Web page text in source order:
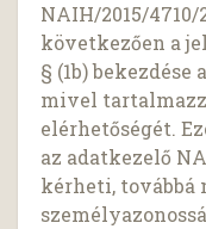
NAIH/2015/
következően a
§ (1b)
mivel
elérhetőségét.
az adatkezelő
kérheti, továbbá